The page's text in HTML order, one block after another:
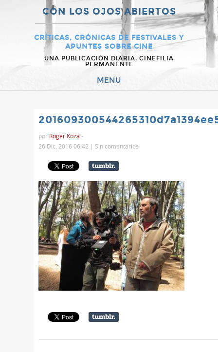
CON LOS OJOS ABIERTOS
CRÍTICAS, CRÓNICAS DE FESTIVALES Y
APUNTES SOBRE CINE
UNA PUBLICACIÓN DIARIA, CINEFILIA
PERMANENTE
MENU
por Roger Koza -
26 Dic, 2016 06:42 | Sin comentarios